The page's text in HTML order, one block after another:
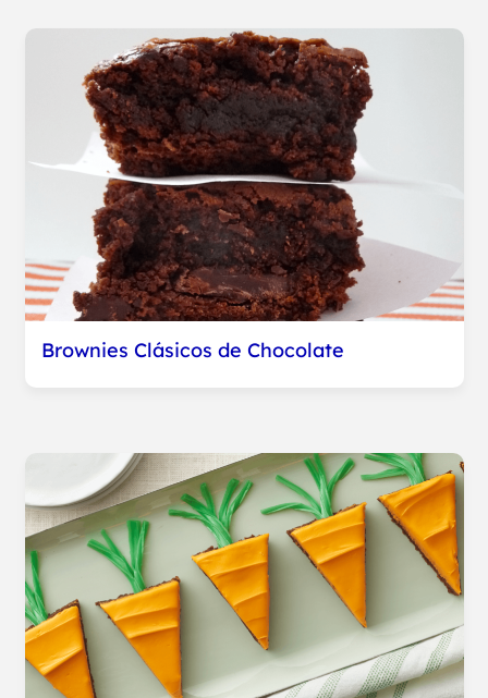
Brownies Clásicos de Chocolate